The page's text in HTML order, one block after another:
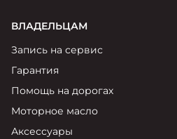
ВЛАДЕЛЬЦАМ
Запись на сервис
Гарантия
Помощь на дорогах
Моторное масло
Аксессуары